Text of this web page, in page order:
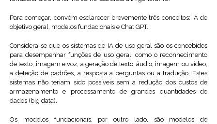
Para começar, convém esclarecer brevemente três conceitos: IA de
objetivo geral, modelos fundacionais e Chat GPT.
Considera-se que os sistemas de IA de uso geral são os concebidos
para desempenhar funções de uso geral, como o reconhecimento
de texto, imagem e voz, a geração de texto, áudio, imagem ou vídeo,
a deteção de padrões, a resposta a perguntas ou a tradução. Estes
sistemas não teriam sido possíveis sem a redução dos custos de
armazenamento e processamento de grandes quantidades de
dados (big data).
Os modelos fundacionais, por outro lado, são modelos de